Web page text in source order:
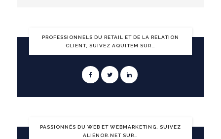
PROFESSIONNELS DU RETAIL ET DE LA RELATION
CLIENT, SUIVEZ AQUITEM SUR…
PASSIONNÉS DU WEB ET WEBMARKETING, SUIVEZ
ALIÉNOR.NET SUR…